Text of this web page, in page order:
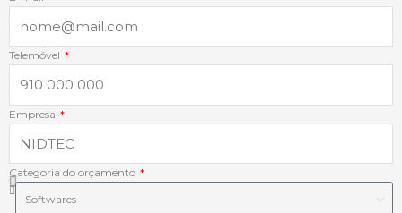
-
f
-
i
n
m
Telemóvel
Empresa
Categoria do orçamento